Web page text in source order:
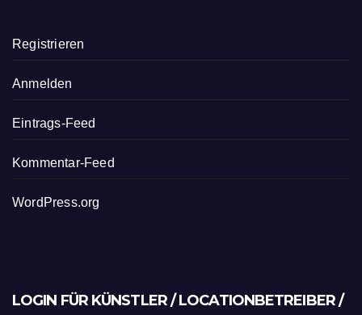
Registrieren
Anmelden
Eintrags-Feed
Kommentar-Feed
WordPress.org
LOGIN FÜR KÜNSTLER / LOCATIONBETREIBER /